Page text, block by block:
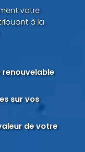
votre
à la
renouvelable
sur vos
de votre